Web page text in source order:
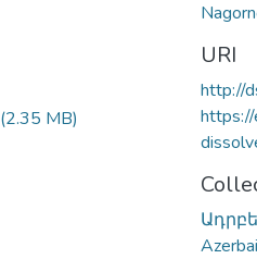
(2.35 MB)
URI
http://